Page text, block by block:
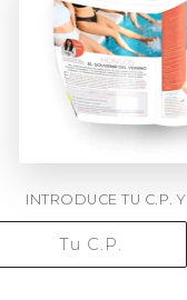
INTRODUCE TU C.P. Y